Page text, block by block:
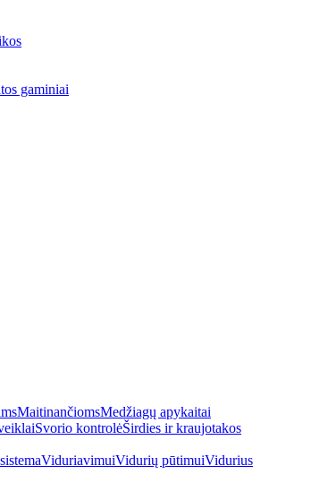
gaminiai
MaitinančiomsMedžiagų apykaitai
Svorio kontrolėŠirdies ir kraujotakos
ViduriavimuiVidurių pūtimuiVidurius